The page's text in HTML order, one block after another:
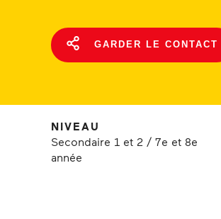
GARDER LE CONTACT
NIVEAU
Secondaire 1 et 2 / 7e et 8e
année